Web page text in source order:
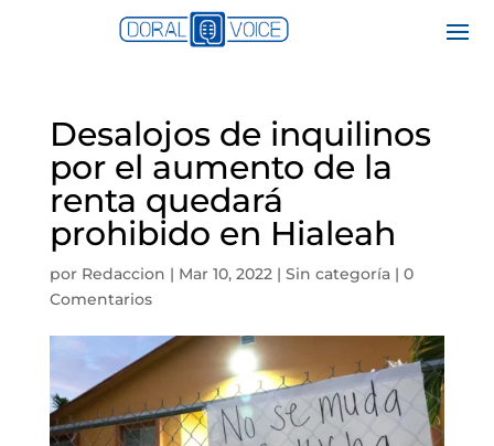
Desalojos de inquilinos
por el aumento de la
renta quedará
prohibido en Hialeah
por Redaccion | Mar 10, 2022| Sin categoría| 0
Comentarios